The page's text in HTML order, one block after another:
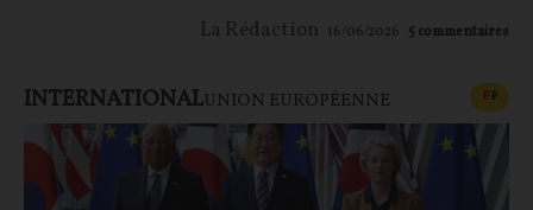
La Rédaction 16/06/2026 5 commentaires
INTERNATIONALUNION EUROPÉENNE FP